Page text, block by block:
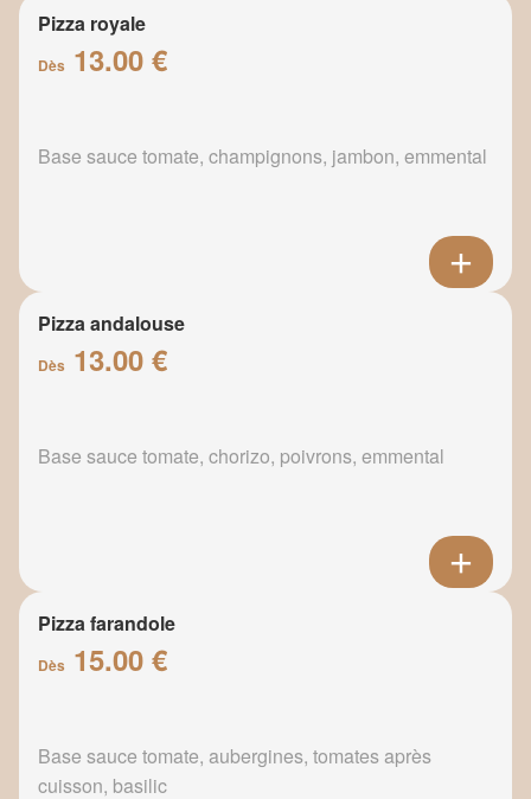
Pizza royale
Dès 13.00 €
Base sauce tomate, champignons, jambon, emmental
Pizza andalouse
Dès 13.00 €
Base sauce tomate, chorizo, poivrons, emmental
Pizza farandole
Dès 15.00 €
Base sauce tomate, aubergines, tomates après
cuisson, basilic